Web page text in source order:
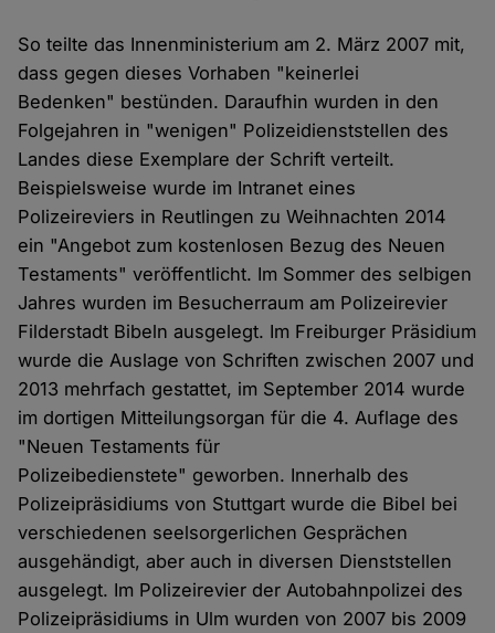
So teilte das Innenministerium am 2. März 2007 mit,
dass gegen dieses Vorhaben "keinerlei
Bedenken" bestünden. Daraufhin wurden in den
Folgejahren in "wenigen" Polizeidienststellen des
Landes diese Exemplare der Schrift verteilt.
Beispielsweise wurde im Intranet eines
Polizeireviers in Reutlingen zu Weihnachten 2014
ein "Angebot zum kostenlosen Bezug des Neuen
Testaments" veröffentlicht. Im Sommer des selbigen
Jahres wurden im Besucherraum am Polizeirevier
Filderstadt Bibeln ausgelegt. Im Freiburger Präsidium
wurde die Auslage von Schriften zwischen 2007 und
2013 mehrfach gestattet, im September 2014 wurde
im dortigen Mitteilungsorgan für die 4. Auflage des
"Neuen Testaments für
Polizeibedienstete" geworben. Innerhalb des
Polizeipräsidiums von Stuttgart wurde die Bibel bei
verschiedenen seelsorgerlichen Gesprächen
ausgehändigt, aber auch in diversen Dienststellen
ausgelegt. Im Polizeirevier der Autobahnpolizei des
Polizeipräsidiums in Ulm wurden von 2007 bis 2009